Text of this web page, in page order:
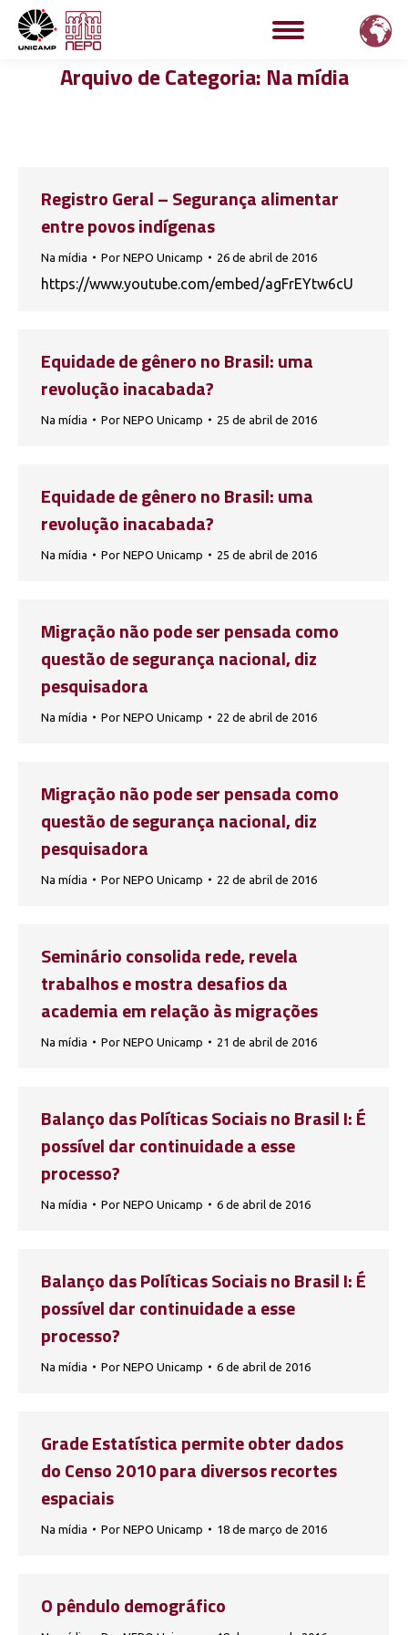
Arquivo de Categoria: Na mídia
Registro Geral – Segurança alimentar
entre povos indígenas
Na mídia Por NEPO Unicamp 26 de abril de 2016
https://www.youtube.com/embed/agFrEYtw6cU
Equidade de gênero no Brasil: uma
revolução inacabada?
Na mídia Por NEPO Unicamp 25 de abril de 2016
Equidade de gênero no Brasil: uma
revolução inacabada?
Na mídia Por NEPO Unicamp 25 de abril de 2016
Migração não pode ser pensada como
questão de segurança nacional, diz
pesquisadora
Na mídia Por NEPO Unicamp 22 de abril de 2016
Migração não pode ser pensada como
questão de segurança nacional, diz
pesquisadora
Na mídia Por NEPO Unicamp 22 de abril de 2016
Seminário consolida rede, revela
trabalhos e mostra desafios da
academia em relação às migrações
Na mídia Por NEPO Unicamp 21 de abril de 2016
Balanço das Políticas Sociais no Brasil I: É
possível dar continuidade a esse
processo?
Na mídia Por NEPO Unicamp 6 de abril de 2016
Balanço das Políticas Sociais no Brasil I: É
possível dar continuidade a esse
processo?
Na mídia Por NEPO Unicamp 6 de abril de 2016
Grade Estatística permite obter dados
do Censo 2010 para diversos recortes
espaciais
Na mídia Por NEPO Unicamp 18 de março de 2016
O pêndulo demográfico